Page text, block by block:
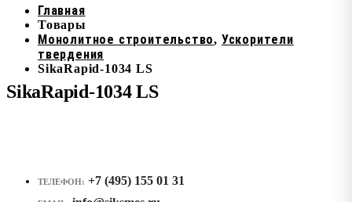
Главная
Товары
Монолитное строительство, Ускорители
твердения
SikaRapid-1034 LS
SikaRapid-1034 LS
ТЕЛЕФОН: +7 (495) 155 01 31